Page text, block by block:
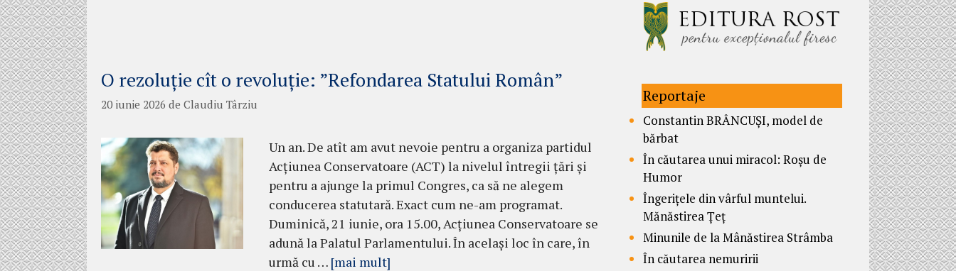
O rezoluție cît o revoluție: ”Refondarea Statului Român”
20 iunie 2026 de Claudiu Târziu
Un an. De atît am avut nevoie pentru a organiza partidul
Acțiunea Conservatoare (ACT) la nivelul întregii țări și
pentru a ajunge la primul Congres, ca să ne alegem
conducerea statutară. Exact cum ne-am programat.
Duminică, 21 iunie, ora 15.00, Acțiunea Conservatoare se
adună la Palatul Parlamentului. În același loc în care, în
urmă cu … [mai mult]
Reportaje
Constantin BRÂNCUȘI, model de
bărbat
În căutarea unui miracol: Roșu de
Humor
Îngerițele din vârful muntelui.
Mănăstirea Țeț
Minunile de la Mânăstirea Strâmba
În căutarea nemuririi